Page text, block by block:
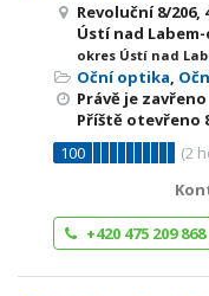
Revoluční 8/206,
Ústí nad
okres Ústí nad
Oční optika,
Právě je zavřeno
Příště otevřeno
100
(2
+420 475 209 868